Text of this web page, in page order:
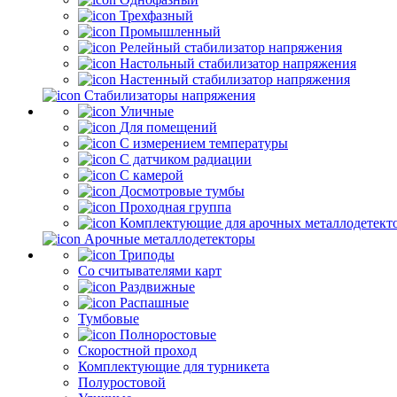
Трехфазный
Промышленный
Релейный стабилизатор напряжения
Настольный стабилизатор напряжения
Настенный стабилизатор напряжения
Стабилизаторы напряжения
Уличные
Для помещений
С измерением температуры
С датчиком радиации
С камерой
Досмотровые тумбы
Проходная группа
Комплектующие для арочных
Арочные металлодетекторы
Триподы
Со считывателями карт
Раздвижные
Распашные
Тумбовые
Полноростовые
Скоростной проход
Комплектующие для турникета
Полуростовой